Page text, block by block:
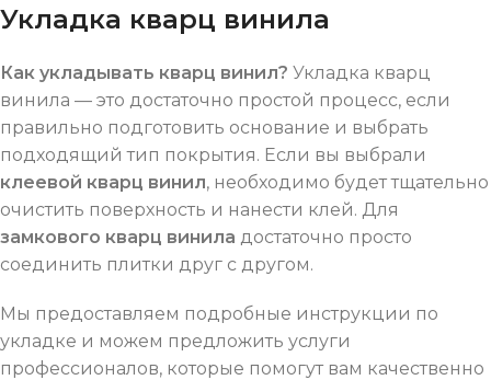
Укладка кварц винила
Как укладывать кварц винил? Укладка кварц
винила — это достаточно простой процесс, если
правильно подготовить основание и выбрать
подходящий тип покрытия. Если вы выбрали
клеевой кварц винил, необходимо будет тщательно
очистить поверхность и нанести клей. Для
замкового кварц винила достаточно просто
соединить плитки друг с другом.
Мы предоставляем подробные инструкции по
укладке и можем предложить услуги
профессионалов, которые помогут вам качественно